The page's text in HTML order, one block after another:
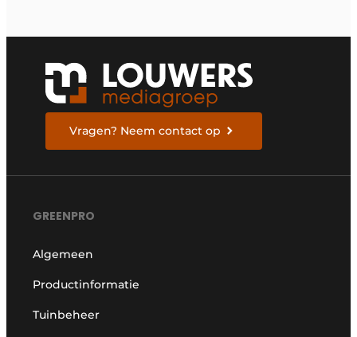
Vragen? Neem contact op
GREENPRO
Algemeen
Productinformatie
Tuinbeheer